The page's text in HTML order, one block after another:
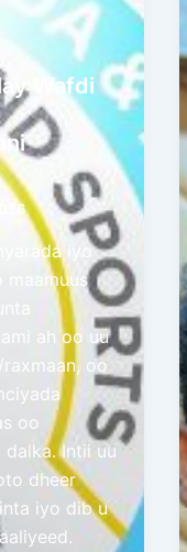
Wafdi
iyo
maamuus
ah oo uu
oo
oo
Intii uu
dheer
iyo dib u